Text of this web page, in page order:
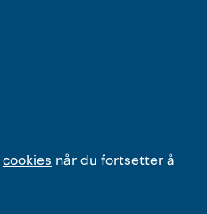
cookies når du fortsetter å